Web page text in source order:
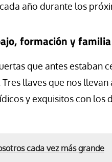
año durante los
formación y familia
que antes estaban
llaves que nos llevan
y exquisitos con los
cada vez más grande